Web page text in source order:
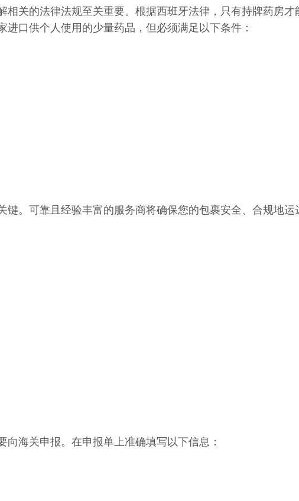
相关的法律法规至关重要。根据西班牙法律，只有持牌药房才
口供个人使用的少量药品，但必须满足以下条件：
键。可靠且经验丰富的服务商将确保您的包裹安全、合规地运
海关申报。在申报单上准确填写以下信息：